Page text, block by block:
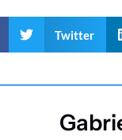
Twitter